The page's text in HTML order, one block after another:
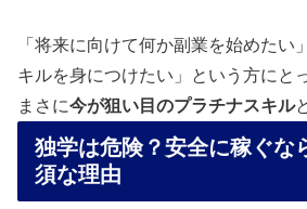
「将来に向けて何か副業を始めたい
キルを身につけたい」という方にと
まさに今が狙い目のプラチナスキル
独学は危険？安全に稼ぐな
須な理由